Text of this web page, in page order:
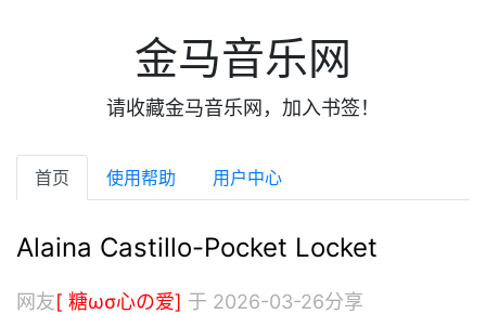
金马音乐网
请收藏金马音乐网，加入书签！
首页 使用帮助 用户中心
Alaina Castillo-Pocket Locket
网友[ 糖ωσ心の爱] 于 2026-03-26分享